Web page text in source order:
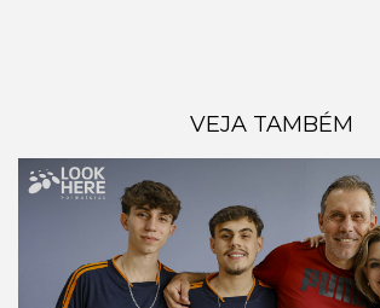
VEJA TAMBÉM